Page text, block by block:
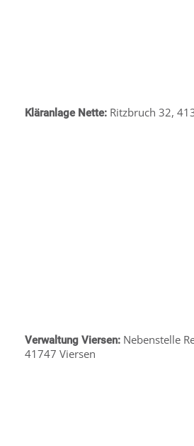
Kläranlage Nette: Ritzbruch 32,
Verwaltung Viersen: Nebenstelle
41747 Viersen